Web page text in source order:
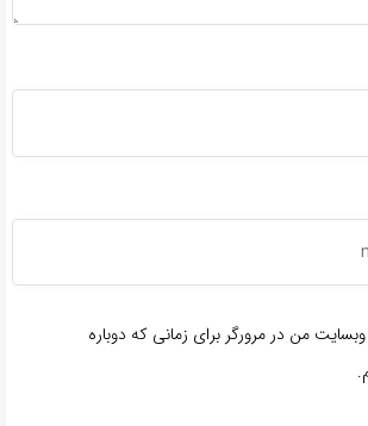
من در مرورگر برای زمانی که دوباره